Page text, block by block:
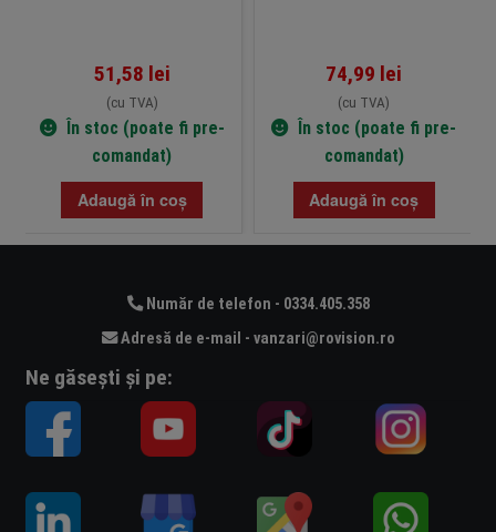
51,58 lei
(cu TVA)
În stoc (poate fi pre-
comandat)
Adaugă în coș
74,99 lei
(cu TVA)
În stoc (poate fi pre-
comandat)
Adaugă în coș
Număr de telefon - 0334.405.358
Adresă de e-mail - vanzari@rovision.ro
Ne găsești și pe: